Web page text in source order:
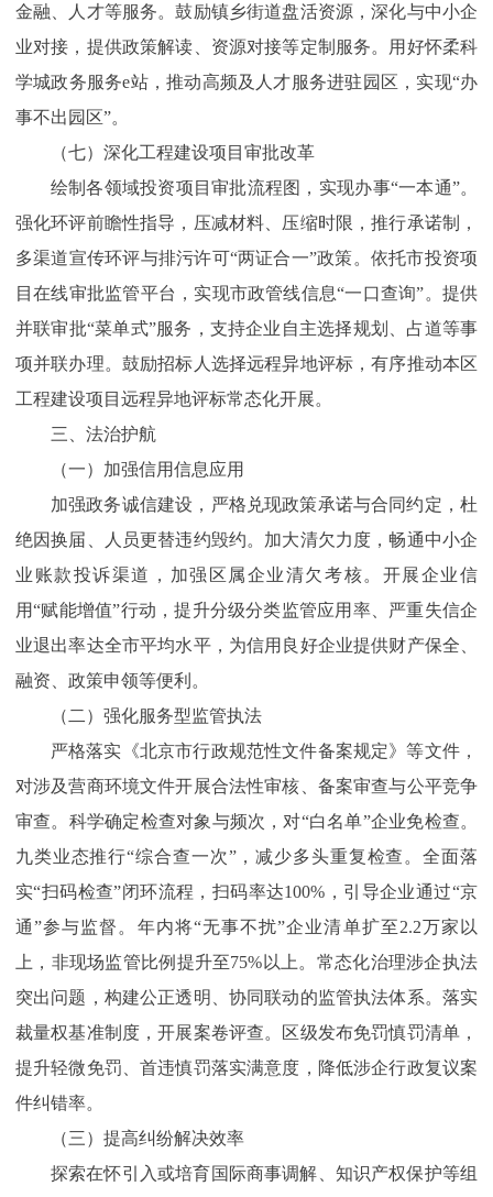
金融、人才等服务。鼓励镇乡街道盘活资源，深化与中小企
业对接，提供政策解读、资源对接等定制服务。用好怀柔科
学城政务服务e站，推动高频及人才服务进驻园区，实现“办
事不出园区”。
（七）深化工程建设项目审批改革
绘制各领域投资项目审批流程图，实现办事“一本通”。
强化环评前瞻性指导，压减材料、压缩时限，推行承诺制，
多渠道宣传环评与排污许可“两证合一”政策。依托市投资项
目在线审批监管平台，实现市政管线信息“一口查询”。提供
并联审批“菜单式”服务，支持企业自主选择规划、占道等事
项并联办理。鼓励招标人选择远程异地评标，有序推动本区
工程建设项目远程异地评标常态化开展。
三、法治护航
（一）加强信用信息应用
加强政务诚信建设，严格兑现政策承诺与合同约定，杜
绝因换届、人员更替违约毁约。加大清欠力度，畅通中小企
业账款投诉渠道，加强区属企业清欠考核。开展企业信
用“赋能增值”行动，提升分级分类监管应用率、严重失信企
业退出率达全市平均水平，为信用良好企业提供财产保全、
融资、政策申领等便利。
（二）强化服务型监管执法
严格落实《北京市行政规范性文件备案规定》等文件，
对涉及营商环境文件开展合法性审核、备案审查与公平竞争
审查。科学确定检查对象与频次，对“白名单”企业免检查。
九类业态推行“综合查一次”，减少多头重复检查。全面落
实“扫码检查”闭环流程，扫码率达100%，引导企业通过“京
通”参与监督。年内将“无事不扰”企业清单扩至2.2万家以
上，非现场监管比例提升至75%以上。常态化治理涉企执法
突出问题，构建公正透明、协同联动的监管执法体系。落实
裁量权基准制度，开展案卷评查。区级发布免罚慎罚清单，
提升轻微免罚、首违慎罚落实满意度，降低涉企行政复议案
件纠错率。
（三）提高纠纷解决效率
探索在怀引入或培育国际商事调解、知识产权保护等组